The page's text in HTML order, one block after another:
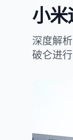
小
深度解
破仑进